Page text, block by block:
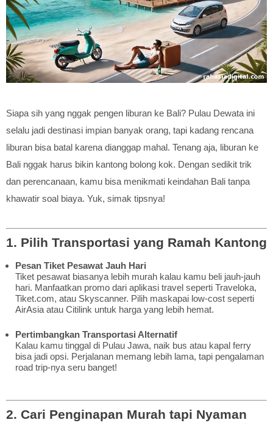
Siapa sih yang nggak pengen liburan ke Bali? Pulau Dewata ini
selalu jadi destinasi impian banyak orang, tapi kadang rencana
liburan bisa batal karena dianggap mahal. Tenang aja, liburan ke
Bali nggak harus bikin kantong bolong kok. Dengan sedikit trik
dan perencanaan, kamu bisa menikmati keindahan Bali tanpa
khawatir soal biaya. Yuk, simak tipsnya!
1. Pilih Transportasi yang Ramah Kantong
Pesan Tiket Pesawat Jauh Hari
Tiket pesawat biasanya lebih murah kalau kamu beli jauh-jauh
hari. Manfaatkan promo dari aplikasi travel seperti Traveloka,
Tiket.com, atau Skyscanner. Pilih maskapai low-cost seperti
AirAsia atau Citilink untuk harga yang lebih hemat.
Pertimbangkan Transportasi Alternatif
Kalau kamu tinggal di Pulau Jawa, naik bus atau kapal ferry
bisa jadi opsi. Perjalanan memang lebih lama, tapi pengalaman
road trip-nya seru banget!
2. Cari Penginapan Murah tapi Nyaman